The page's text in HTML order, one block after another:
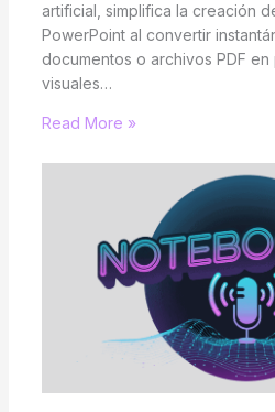
artificial, simplifica la creación
PowerPoint al convertir
documentos o archivos PDF
visuales…
Read More »